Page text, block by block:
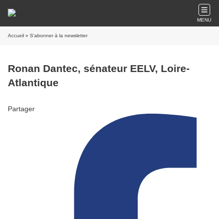
MENU
Accueil » S'abonner à la newsletter
Ronan Dantec, sénateur EELV, Loire-
Atlantique
Partager